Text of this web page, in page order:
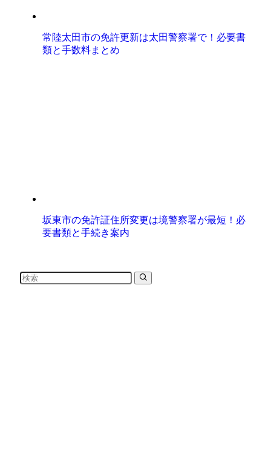
常陸太田市の免許更新は太田警察署で！必要書
類と手数料まとめ
坂東市の免許証住所変更は境警察署が最短！必
要書類と手続き案内